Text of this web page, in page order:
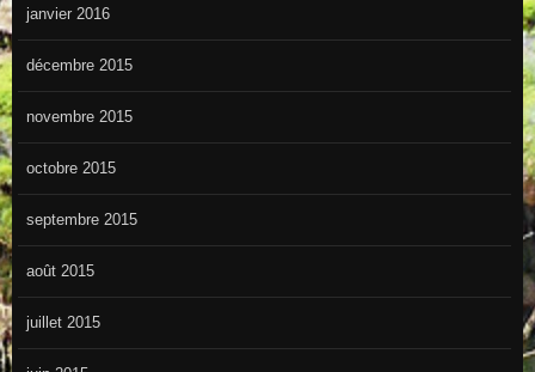
janvier 2016
décembre 2015
novembre 2015
octobre 2015
septembre 2015
août 2015
juillet 2015